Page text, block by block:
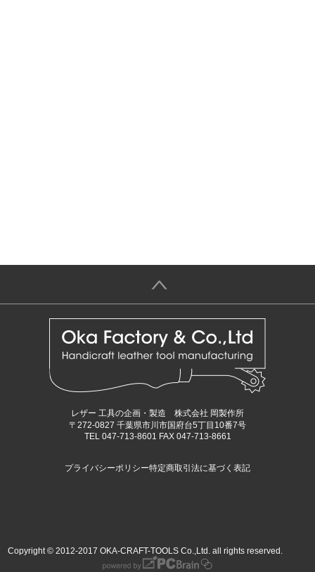
＞
レザー 工具の企画・製造 株式会社 岡製作所
〒272-0827 千葉県市川市国府台5丁目10番7号
TEL 047-713-8601 FAX 047-713-8661
プライバシーポリシー特定商取引法に基づく表記
Copyright © 2012-2017 OKA-CRAFT-TOOLS Co.,Ltd. all rights reserved.